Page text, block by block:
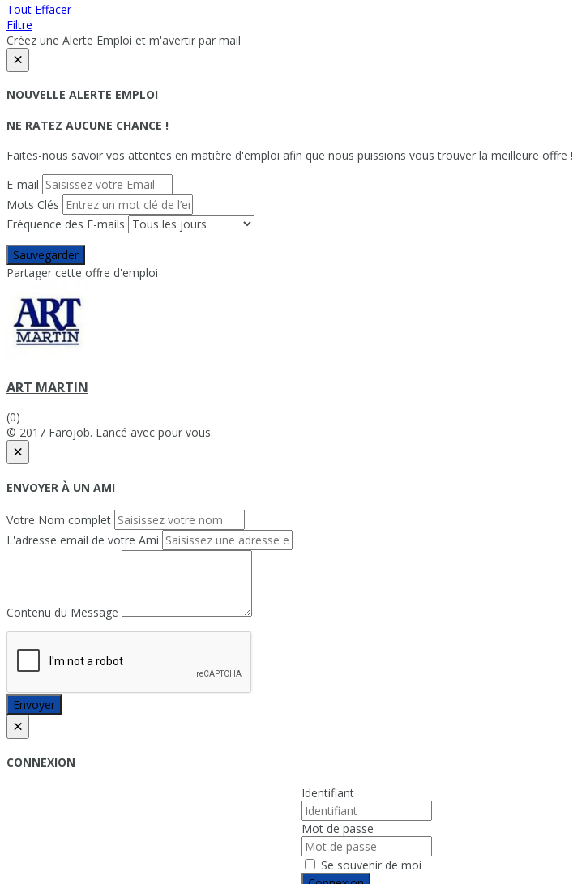
Tout Effacer
Filtre
Créez une Alerte Emploi et m'avertir par mail
×
NOUVELLE ALERTE EMPLOI
NE RATEZ AUCUNE CHANCE !
Faites-nous savoir vos attentes en matière d'emploi afin que nous puissions vous trouver la meilleure offre !
E-mail
Mots Clés
Fréquence des E-mails
Sauvegarder
Partager cette offre d'emploi
ART MARTIN
(0)
© 2017 Farojob. Lancé avec pour vous.
×
ENVOYER À UN AMI
Votre Nom complet
L'adresse email de votre Ami
Contenu du Message
Envoyer
×
CONNEXION
Identifiant
Mot de passe
Se souvenir de moi